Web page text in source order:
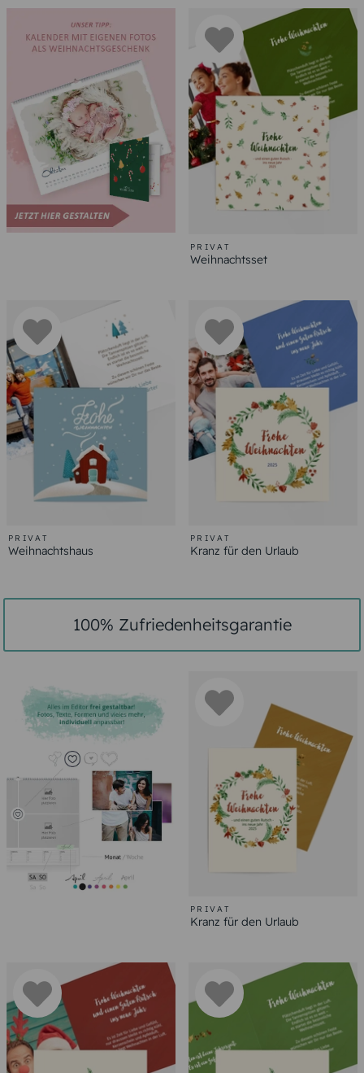
PRIVAT
Weihnachtsset
PRIVAT
Weihnachtshaus
PRIVAT
Kranz für den Urlaub
100% Zufriedenheitsgarantie
PRIVAT
Kranz für den Urlaub